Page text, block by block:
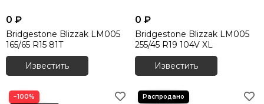
0 ₽
Bridgestone Blizzak LM005
165/65 R15 81T
Известить
0 ₽
Bridgestone Blizzak LM005
255/45 R19 104V XL
Известить
−100%